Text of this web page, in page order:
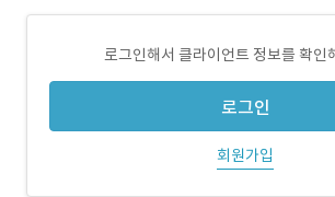
로그인해서 클라이언트 정보를 확인
로그인
회원가입